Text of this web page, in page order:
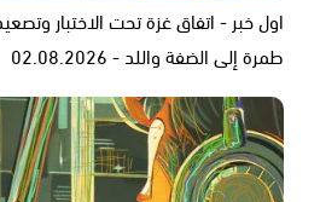
اول خبر - اتفاق غزة تحت الاختبار
طمرة إلى الضفة واللد - 02.08.2026